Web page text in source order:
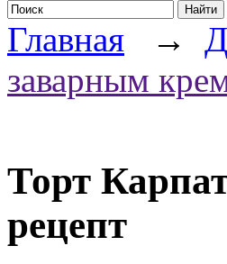
Главная →
заварным
Торт
рецепт